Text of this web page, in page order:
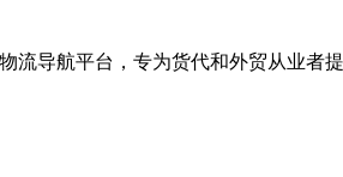
流导航平台，专为货代和外贸从业